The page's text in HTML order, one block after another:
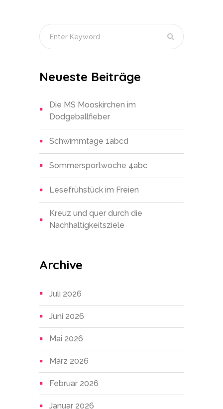
Neueste Beiträge
Die MS Mooskirchen im
Dodgeballfieber
Schwimmtage 1abcd
Sommersportwoche 4abc
Lesefrühstück im Freien
Kreuz und quer durch die
Nachhaltigkeitsziele
Archive
Juli 2026
Juni 2026
Mai 2026
März 2026
Februar 2026
Januar 2026